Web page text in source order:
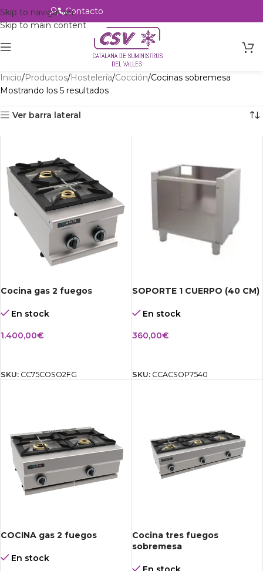
Skip to navigation
Skip to main content
Contacto
Inicio Productos Hostelería Cocción Cocinas sobremesa
Mostrando los 5 resultados
Ver barra lateral
Cocina gas 2 fuegos
En stock
1.400,00€
SKU: CC75COSO2FG
SOPORTE 1 CUERPO (40 CM)
En stock
360,00€
SKU: CCACSOP7540
COCINA gas 2 fuegos
En stock
Cocina tres fuegos
sobremesa